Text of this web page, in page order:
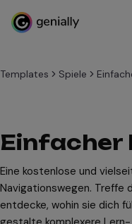
Templates Spiele
Einfacher
Eine kostenlose und
Navigationswegen. Treffe
entdecke, wohin sie dich